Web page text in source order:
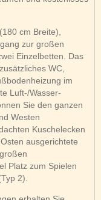
cm Breite),
zur großen
Einzelbetten. Das
WC,
im
Luft-/Wasser-
Sie den ganzen
Westen
Kuschelecken
ausgerichtete
Platz zum Spielen
2).